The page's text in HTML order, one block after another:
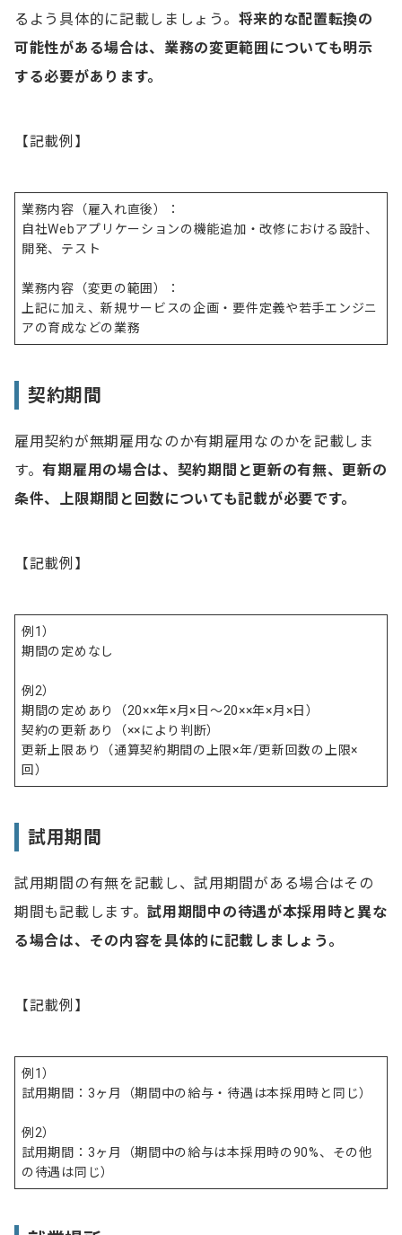
るよう具体的に記載しましょう。 将来的な配置転換の
可能性がある場合は、業務の変更範囲についても明示
する必要があります。
【記載例】
業務内容（雇入れ直後）：
自社Webアプリケーションの機能追加・改修における設計、
開発、テスト
業務内容（変更の範囲）：
上記に加え、新規サービスの企画・要件定義や若手エンジニ
アの育成などの業務
契約期間
雇用契約が無期雇用なのか有期雇用なのかを記載しま
す。有期雇用の場合は、契約期間と更新の有無、更新の
条件、上限期間と回数についても記載が必要です。
【記載例】
例1）
期間の定めなし
例2）
期間の定めあり（20××年×月×日～20××年×月×日）
契約の更新あり（××により判断）
更新上限あり（通算契約期間の上限×年/更新回数の上限×
回）
試用期間
試用期間の有無を記載し、試用期間がある場合はその
期間も記載します。試用期間中の待遇が本採用時と異な
る場合は、その内容を具体的に記載しましょう。
【記載例】
例1）
試用期間：3ヶ月（期間中の給与・待遇は本採用時と同じ）
例2）
試用期間：3ヶ月（期間中の給与は本採用時の90%、その他
の待遇は同じ）